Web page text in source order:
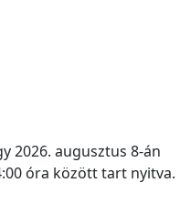
2026. augusztus 8-án
óra között tart nyitva.